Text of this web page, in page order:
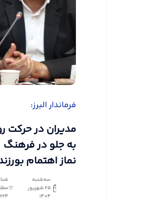
فرماندار البرز:
مدیران در حرکت
به جلو در فرهنگ
نماز اهتمام
سه‌شنبه
25 شهریور
1404